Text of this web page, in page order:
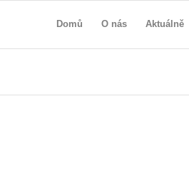
Domů O nás Aktuálně